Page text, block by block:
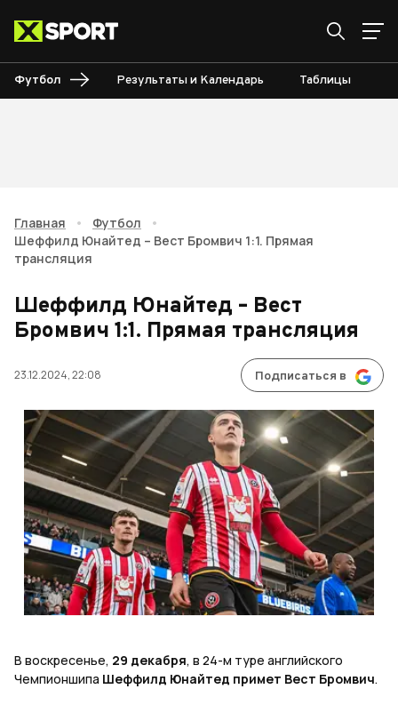
Футбол Результаты и Календарь Таблицы
Главная • Футбол
•
Шеффилд Юнайтед – Вест Бромвич 1:1. Прямая
трансляция
Шеффилд Юнайтед – Вест
Бромвич 1:1. Прямая трансляция
23.12.2024, 22:08 Подписаться в
В воскресенье, 29 декабря, в 24-м туре английского
Чемпионшипа Шеффилд Юнайтед примет Вест Бромвич.